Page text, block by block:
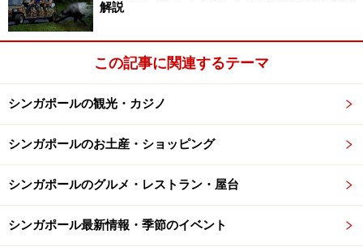
シンガポールはプラグも日本とは異なるの
上の3つ穴が開いているのがG（BF）タイプのアダプター。
シンガポールはこのタイプが多い
シンガポールのプラグタイプは、Cタイプ、G(BF)タイ
プ、Mタイプの３つ。日本はAタイプになっていますの
解説
この記事に関連するテーマ
シンガポールの観光・カジノ
シンガポールのお土産・ショッピング
シンガポールのグルメ・レストラン・屋台
シンガポール最新情報・季節のイベント